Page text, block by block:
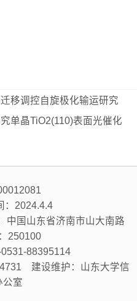
移调控自旋极化输运研究
单晶TiO2(110)表面光催化
2024.4.4
国山东省济南市山大南路
250100
88395114
建设维护：山东大学信
办公室